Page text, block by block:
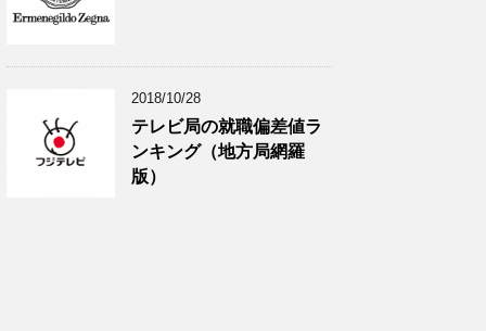
2018/10/28
テレビ局の就職偏差値ラ
ンキング（地方局網羅
版）